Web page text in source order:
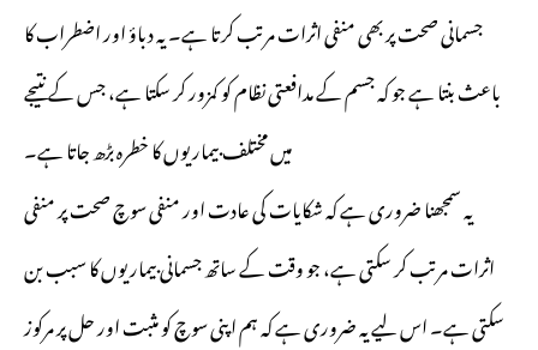
جسمانی صحت پر بھی منفی اثرات مرتب کرتا ہے۔ یہ دباؤ اور اضطراب کا
باعث بنتا ہے جو کہ جسم کے مدافعتی نظام کو کمزور کر سکتا ہے، جس کے نتیجے
میں مختلف بیماریوں کا خطرہ بڑھ جاتا ہے۔
یہ سمجھنا ضروری ہے کہ شکایات کی عادت اور منفی سوچ صحت پر منفی
اثرات مرتب کر سکتی ہے، جو وقت کے ساتھ جسمانی بیماریوں کا سبب بن
سکتی ہے۔ اس لیے یہ ضروری ہے کہ ہم اپنی سوچ کو مثبت اور حل پر مرکوز